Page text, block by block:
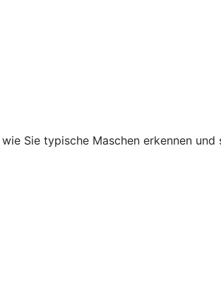
Sie typische Maschen erkennen und